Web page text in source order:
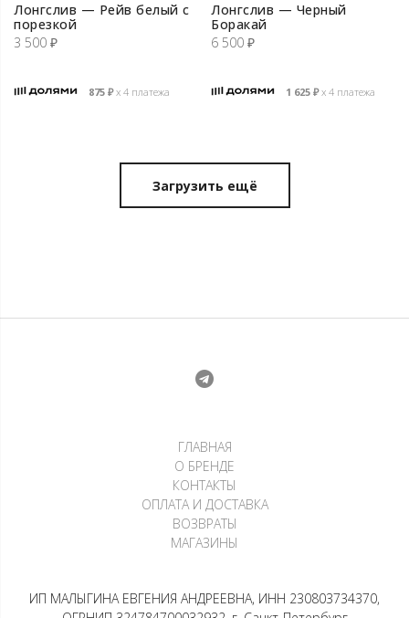
Лонгслив — Рейв белый с
порезкой
3 500 ₽
875 ₽х 4 платежа
Лонгслив — Черный
Боракай
6 500 ₽
1 625 ₽х 4 платежа
Лонгслив — Южный крест
Лонгслив Raw sculpture
19 200₽